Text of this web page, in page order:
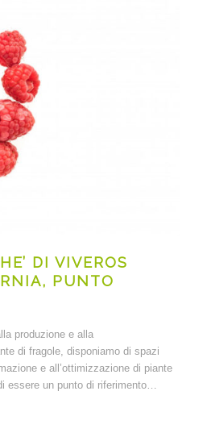
DI VIVEROS
PUNTO
produzione e alla
di fragole, disponiamo di spazi
e all’ottimizzazione di piante
essere un punto di riferimento…